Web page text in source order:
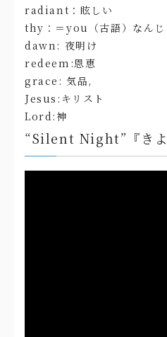
radiant：眩しい
thy：＝you（古語）なんじ
dawn: 夜明け
redeem:恩恵
grace: 気品,
Jesus:キリスト
Lord:神
“Silent Night”『きよ